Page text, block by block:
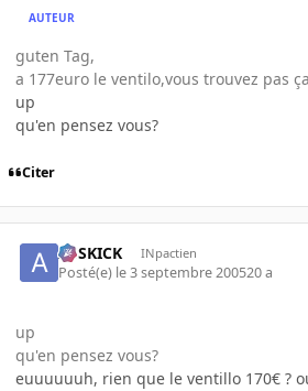
AUTEUR
guten Tag,
a 177euro le ventilo,vous trouvez pas
up
qu'en pensez vous?
Citer
ASSKICK INpactien
Posté(e) le 3 septembre 200520 a
up
qu'en pensez vous?
euuuuuuh, rien que le ventillo 170€ ?